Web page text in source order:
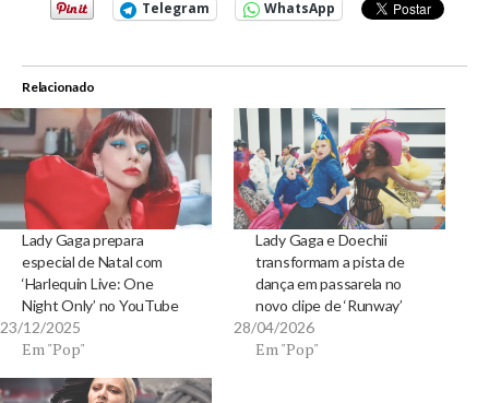
Telegram WhatsApp
Relacionado
Lady Gaga prepara
especial de Natal com
‘Harlequin Live: One
Night Only’ no YouTube
23/12/2025
Em "Pop"
Lady Gaga e Doechii
transformam a pista de
dança em passarela no
novo clipe de ‘Runway’
28/04/2026
Em "Pop"